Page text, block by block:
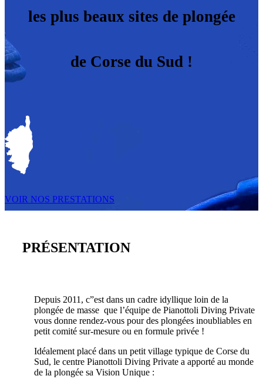
les plus beaux sites de plongée
de Corse du Sud !
VOIR NOS PRESTATIONS
PRÉSENTATION
Depuis 2011, c”est dans un cadre idyllique loin de la
plongée de masse que l’équipe de Pianottoli Diving Private
vous donne rendez-vous pour des plongées inoubliables en
petit comité sur-mesure ou en formule privée !
Idéalement placé dans un petit village typique de Corse du
Sud, le centre Pianottoli Diving Private a apporté au monde
de la plongée sa Vision Unique :